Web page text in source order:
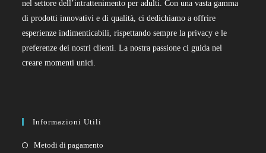
nel settore dell’intrattenimento per adulti. Con una vasta gamma
di prodotti innovativi e di qualità, ci dedichiamo a offrire
esperienze indimenticabili, rispettando sempre la privacy e le
preferenze dei nostri clienti. La nostra passione ci guida nel
creare momenti unici.
Informazioni Utili
Metodi di pagamento